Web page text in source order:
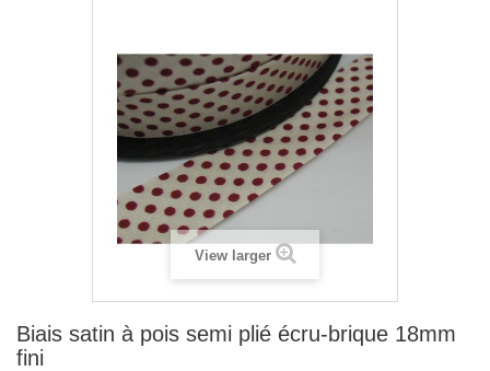
View larger
Biais satin à pois semi plié écru-brique 18mm
fini